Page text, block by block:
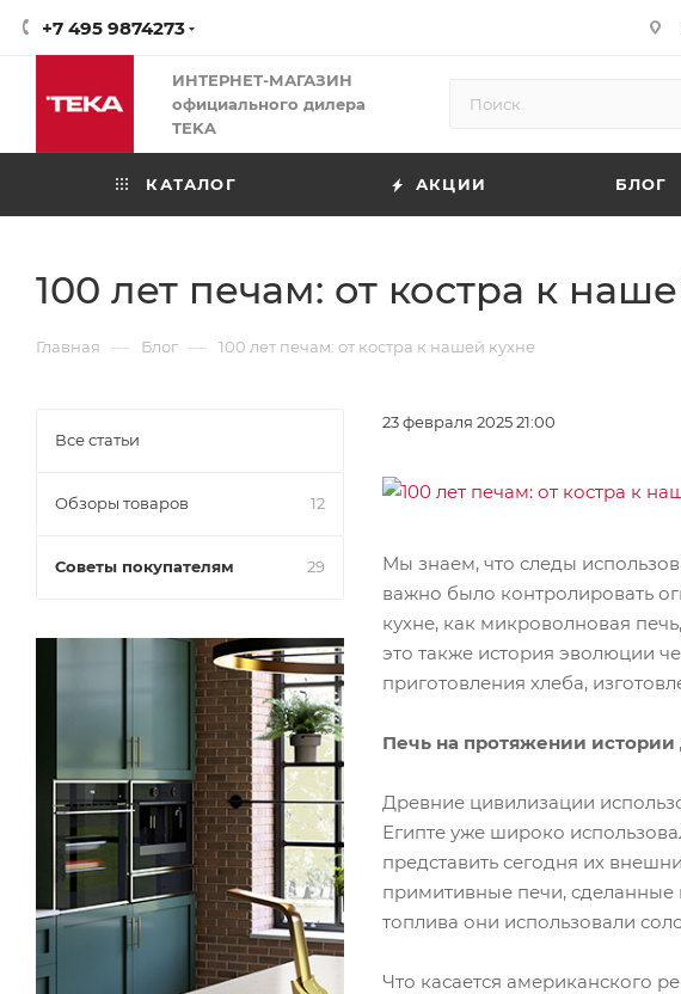
+7 495 9874273
ИНТЕРНЕТ-МАГАЗИН
официального дилера
TEKA
КАТАЛОГ АКЦИИ БЛОГ
100 лет печам: от костра к
Главная — Блог — 100 лет печам: от костра к нашей кухне
23 февраля 2025 21:00
Мы знаем, что следы
важно было контролировать
кухне, как микроволновая
это также история эволюции
приготовления хлеба,
Печь на протяжении
Древние цивилизации
Египте уже широко
представить сегодня их
примитивные печи, сделанные
топлива они использовали
Что касается американского
Все статьи
Обзоры товаров 12
Советы покупателям 29